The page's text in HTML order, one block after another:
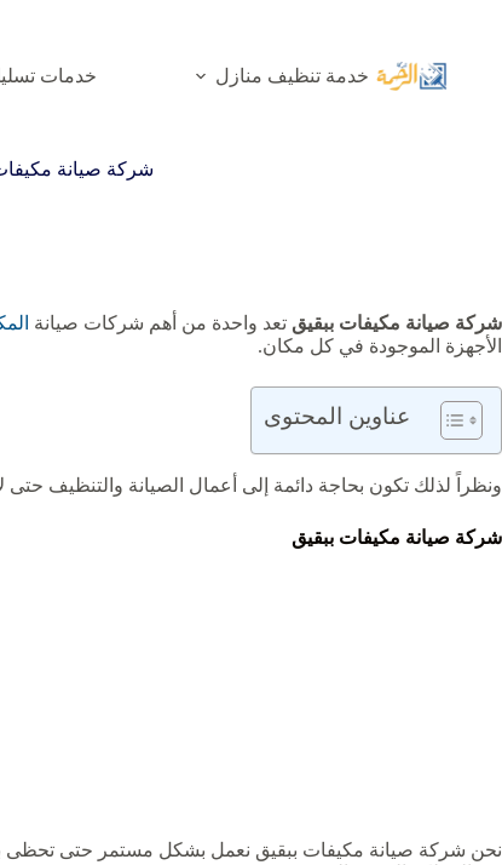
خدمة تنظيف منازل
خدمات
شركة صيانة
شركة صيانة مكيفات ببقيق تعد واحدة من أهم شركات صيانة
الأجهزة الموجودة في كل مكان.
عناوين المحتوى
ونظراً لذلك تكون بحاجة دائمة إلى أعمال الصيانة والتنظيف حتى لا تتعطل بشكل
شركة صيانة مكيفات ببقيق
نحن شركة صيانة مكيفات ببقيق نعمل بشكل مستمر حتى تحظى